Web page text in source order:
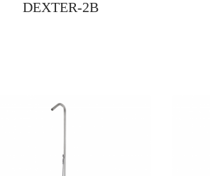
DEXTER-2B